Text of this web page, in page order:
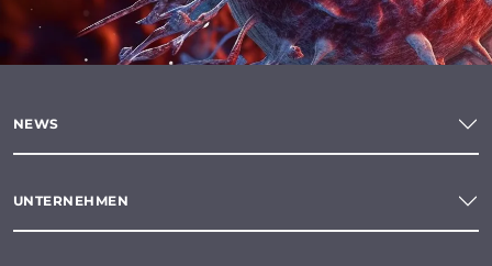
NEWS
UNTERNEHMEN